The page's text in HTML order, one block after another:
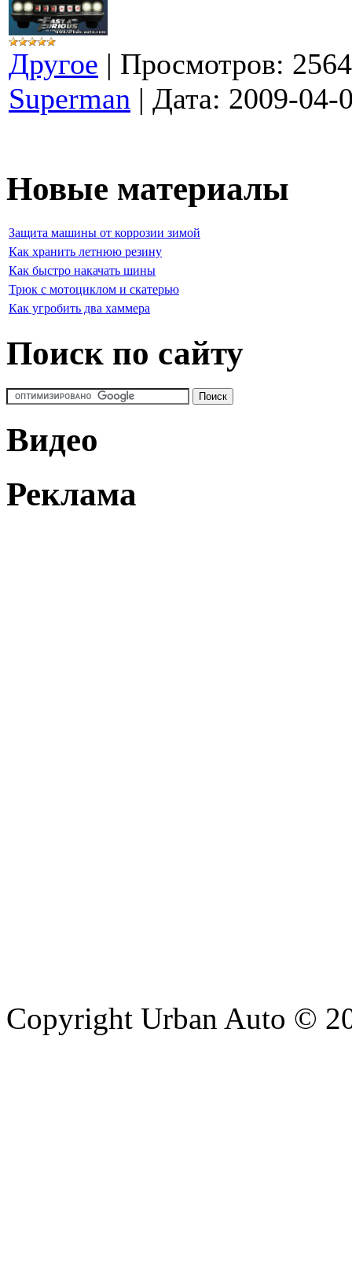
Другое | Просмотров: 2564
Superman | Дата: 2009-04-
Новые материалы
Защита машины от коррозии зимой
Как хранить летнюю резину
Как быстро накачать шины
Трюк с мотоциклом и скатерью
Как угробить два хаммера
Поиск по сайту
Видео
Реклама
Copyright Urban Auto ©